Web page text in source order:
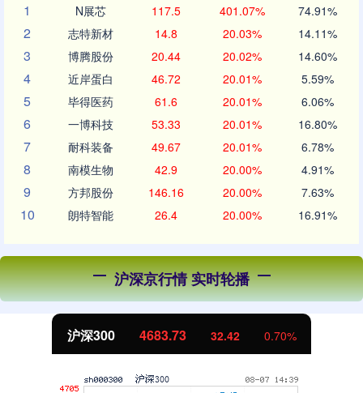
1
N展芯 117.5 401.07% 74.91%
2 志特新材 14.8 20.03% 14.11%
3 博腾股份 20.44 20.02% 14.60%
4 近岸蛋白 46.72 20.01% 5.59%
5 毕得医药 61.6 20.01% 6.06%
6 一博科技 53.33 20.01% 16.80%
7 耐科装备 49.67 20.01% 6.78%
8 南模生物 42.9 20.00% 4.91%
9 方邦股份 146.16 20.00% 7.63%
10 朗特智能 26.4 20.00% 16.91%
沪深京行情 实时轮播
北证50 1132.87 10.00 0.89%